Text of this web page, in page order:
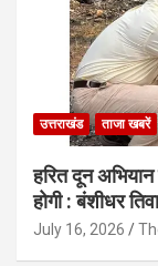
उत्तराखंड ताजा खबरें
हरित दून
होगी : बंशीधर
July 16, 2026